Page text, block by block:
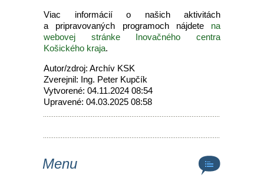
Viac informácií o našich aktivitách
a pripravovaných programoch nájdete na
webovej stránke Inovačného centra
Košického kraja.
Autor/zdroj: Archív KSK
Zverejnil: Ing. Peter Kupčík
Vytvorené: 04.11.2024 08:54
Upravené: 04.03.2025 08:58
Menu